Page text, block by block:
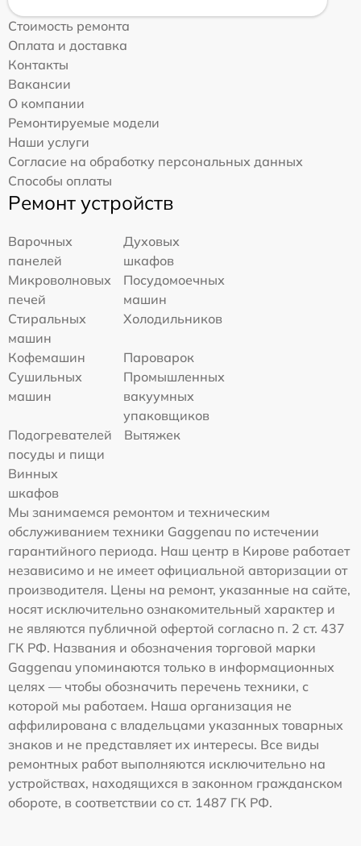
Стоимость ремонта
Оплата и доставка
Контакты
Вакансии
О компании
Ремонтируемые модели
Наши услуги
Согласие на обработку персональных данных
Способы оплаты
Ремонт устройств
Варочных
панелей
Духовых
шкафов
Микроволновых
печей
Посудомоечных
машин
Стиральных
машин
Холодильников
Кофемашин
Пароварок
Сушильных
машин
Промышленных
вакуумных
упаковщиков
Подогревателей
посуды и пищи
Вытяжек
Винных
шкафов
Мы занимаемся ремонтом и техническим
обслуживанием техники Gaggenau по истечении
гарантийного периода. Наш центр в Кирове работает
независимо и не имеет официальной авторизации от
производителя. Цены на ремонт, указанные на сайте,
носят исключительно ознакомительный характер и
не являются публичной офертой согласно п. 2 ст. 437
ГК РФ. Названия и обозначения торговой марки
Gaggenau упоминаются только в информационных
целях — чтобы обозначить перечень техники, с
которой мы работаем. Наша организация не
аффилирована с владельцами указанных товарных
знаков и не представляет их интересы. Все виды
ремонтных работ выполняются исключительно на
устройствах, находящихся в законном гражданском
обороте, в соответствии со ст. 1487 ГК РФ.